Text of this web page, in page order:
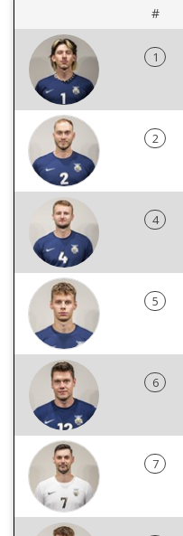
#
1
2
4
5
6
7